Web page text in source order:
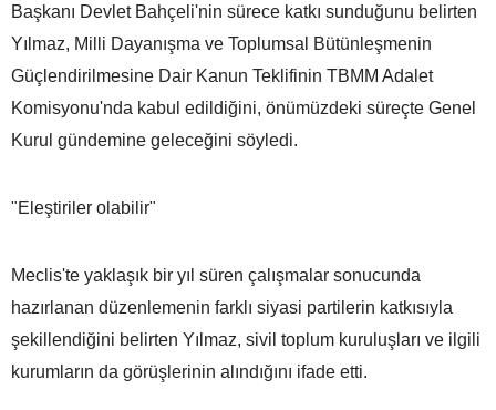
Başkanı Devlet Bahçeli'nin sürece katkı sunduğunu belirten
Yılmaz, Milli Dayanışma ve Toplumsal Bütünleşmenin
Güçlendirilmesine Dair Kanun Teklifinin TBMM Adalet
Komisyonu'nda kabul edildiğini, önümüzdeki süreçte Genel
Kurul gündemine geleceğini söyledi.
"Eleştiriler olabilir"
Meclis'te yaklaşık bir yıl süren çalışmalar sonucunda
hazırlanan düzenlemenin farklı siyasi partilerin katkısıyla
şekillendiğini belirten Yılmaz, sivil toplum kuruluşları ve ilgili
kurumların da görüşlerinin alındığını ifade etti.